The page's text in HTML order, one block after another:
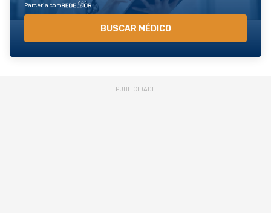
Parceria com
BUSCAR MÉDICO